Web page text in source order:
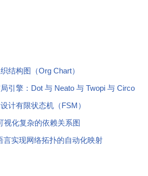
结构图（Org Chart）
引擎：Dot 与 Neato 与 Twopi 与 Circo
计有限状态机（FSM）
视化复杂的依赖关系图
言实现网络拓扑的自动化映射